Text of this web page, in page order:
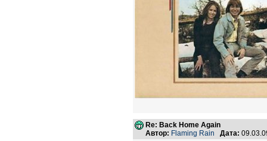
Re: Back Home Again
Автор: Flaming Rain Дата: